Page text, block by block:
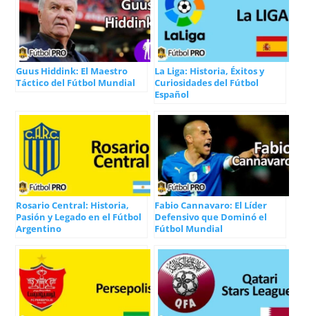
Guus Hiddink: El Maestro
Táctico del Fútbol Mundial
La Liga: Historia, Éxitos y
Curiosidades del Fútbol
Español
Rosario Central: Historia,
Pasión y Legado en el Fútbol
Argentino
Fabio Cannavaro: El Líder
Defensivo que Dominó el
Fútbol Mundial